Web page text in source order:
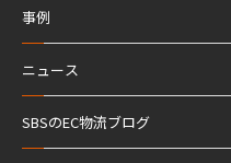
事例
ニュース
SBSのEC物流ブログ